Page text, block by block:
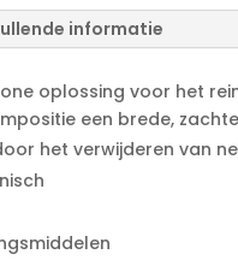
informatie
oplossing voor het
een brede,
het verwijderen van